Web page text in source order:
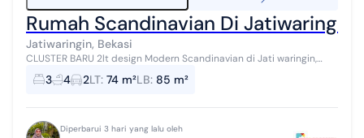
Rumah Scandinavian Di Jatiwaringin
Jatiwaringin, Bekasi
CLUSTER BARU 2lt design Modern Scandinavian di Jati waringin,
Pondok Gede Bekasi Kota Selangkah ke Lubang Buaya, Halim Bebas
banjir UNIT TERBATAS...
3 4 2LT: 74 m²LB: 85 m²
Diperbarui 3 hari yang lalu oleh